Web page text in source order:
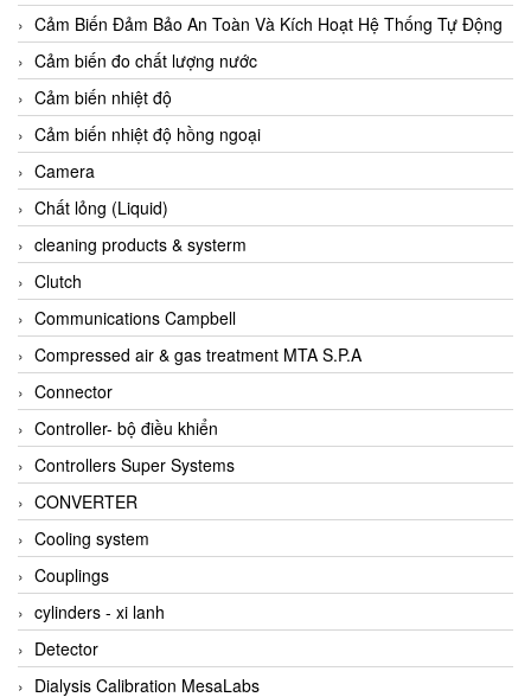
AINUO Vietnam
AIR MAJOR
Aira Euro Automation
Airtac Vietnam
Airtec Vietnam
AI-Tek Vietnam
Akerstroms Viet Nam
AKO Armaturen & Separationstechnik
AKO Armaturen & Separationstechnik Vietnam
AKUSENSE
ALA OFFICINE SPA
Albrecht-Automatik Viet Nam
Allen Bradley Vietnam
Alpha Moisture Vietnam
Alpha-Achem Vietnam
Alphino
ALRE-IT Vietnam
Altech
Amarillo Gear
Cảm Biến Đảm Bảo An Toàn Và Kích Hoạt Hệ Thống Tự Động
Cảm biến đo chất lượng nước
Cảm biến nhiệt độ
Cảm biến nhiệt độ hồng ngoại
Camera
Chất lỏng (Liquid)
cleaning products & systerm
Clutch
Communications Campbell
Compressed air & gas treatment MTA S.P.A
Connector
Controller- bộ điều khiển
Controllers Super Systems
CONVERTER
Cooling system
Couplings
cylinders - xi lanh
Detector
Dialysis Calibration MesaLabs